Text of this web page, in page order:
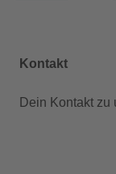
Kontakt
Dein Kontakt zu